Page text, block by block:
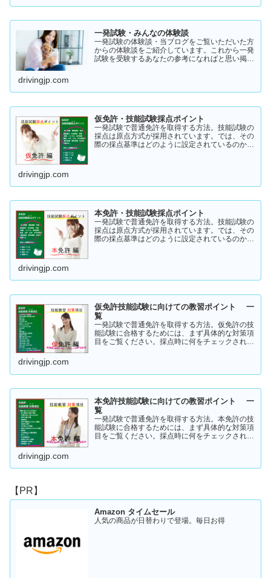
一発試験・みんなの体験談
一発試験の体験談・当ブログをご覧いただいた方
からの体験談をご紹介しています。これから一発
試験を受験するあなたの参考になればと思い掲載
drivingjp.com
仮免許・技能試験採点ポイント
一発試験で普通免許を取得する方法。技能試験の
採点は原点方式が採用されています。では、その
際の採点基準はどのように設定されているのかご
drivingjp.com
本免許・技能試験採点ポイント
一発試験で普通免許を取得する方法。技能試験の
採点は原点方式が採用されています。では、その
際の採点基準はどのように設定されているのかご
drivingjp.com
仮免許技能試験に向けての教習ポイント 一
覧
一発試験で普通免許を取得する方法。仮免許の技
能試験に合格するためには、まず具体的な対策項
目をご覧ください。採点時に何をチェックされる
drivingjp.com
本免許技能試験に向けての教習ポイント 一
覧
一発試験で普通免許を取得する方法。本免許の技
能試験に合格するためには、まず具体的な対策項
目をご覧ください。採点時に何をチェックされる
drivingjp.com
【PR】
Amazon タイムセール
人気の商品が日替わりで登場。毎日お得